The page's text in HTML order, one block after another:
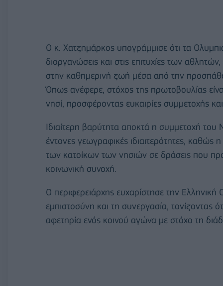
Ο κ. Χατζημάρκος υπογράμμισε ότι τα
διοργανώσεις και στις επιτυχίες των
στην καθημερινή ζωή μέσα από την
Όπως ανέφερε, στόχος της πρωτοβουλίας
νησί, προσφέροντας ευκαιρίες συμμετοχής
Ιδιαίτερη βαρύτητα αποκτά η συμμετοχή του
έντονες γεωγραφικές ιδιαιτερότητες,
των κατοίκων των νησιών σε δράσεις που
κοινωνική συνοχή.
Ο περιφερειάρχης ευχαρίστησε την
εμπιστοσύνη και τη συνεργασία, τονίζοντας
αφετηρία ενός κοινού αγώνα με στόχο τη